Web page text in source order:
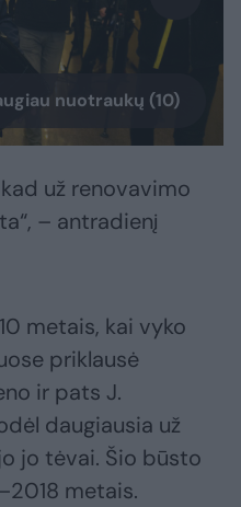
nuotraukų (10)
už renovavimo
– antradienį
metais, kai vyko
priklausė
ir pats J.
daugiausia už
jo tėvai. Šio būsto
metais.